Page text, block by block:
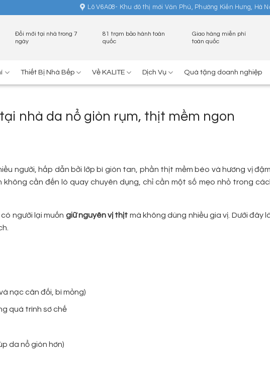
Lô V6A08- Khu đô thị mới Văn Phú, Phường Kiến Hưng, Hà
Giao hàng miễn phí
toàn quốc
81 trạm bảo hành toàn
quốc
Đổi mới tại nhà trong 7
ngày
Thiết Bị Nhà Bếp Về KALITE Dịch Vụ Quà tặng doanh nghiệp
nhà da nổ giòn rụm, thịt mềm ngon
người, hấp dẫn bởi lớp bì giòn tan, phần thịt mềm béo và hương vị
cần đến lò quay chuyên dụng, chỉ cần một số mẹo nhỏ trong
có người lại muốn giữ nguyên vị thịt mà không dùng nhiều gia vị. Dưới đây
nạc cân đối, bì mỏng)
quá trình sơ chế
da nổ giòn hơn)